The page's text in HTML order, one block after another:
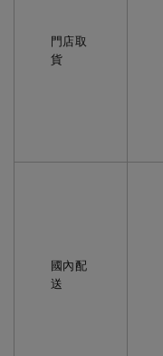
門店取
貨
國內配
送